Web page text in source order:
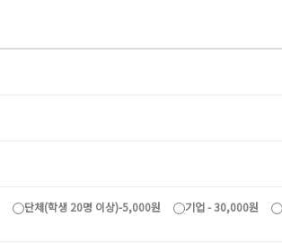
단체(학생 20명 이상)-5,000원 기업 - 30,000원